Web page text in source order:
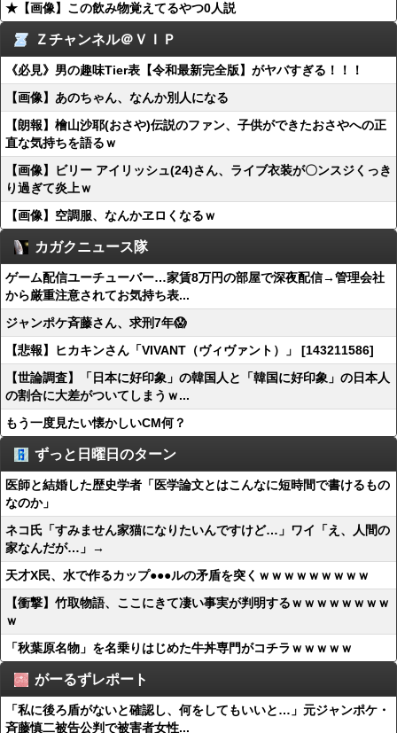
★【画像】この飲み物覚えてるやつ0人説
Ｚチャンネル＠ＶＩＰ
《必見》男の趣味Tier表【令和最新完全版】がヤバすぎる！！！
【画像】あのちゃん、なんか別人になる
【朗報】檜山沙耶(おさや)伝説のファン、子供ができたおさやへの正
直な気持ちを語るｗ
【画像】ビリー アイリッシュ(24)さん、ライブ衣装が〇ンスジくっき
り過ぎて炎上ｗ
【画像】空調服、なんかヱロくなるｗ
カガクニュース隊
ゲーム配信ユーチューバー…家賃8万円の部屋で深夜配信→管理会社
から厳重注意されてお気持ち表...
ジャンポケ斉藤さん、求刑7年😱
【悲報】ヒカキンさん「VIVANT（ヴィヴァント）」 [143211586]
【世論調査】「日本に好印象」の韓国人と「韓国に好印象」の日本人
の割合に大差がついてしまうｗ...
もう一度見たい懐かしいCM何？
ずっと日曜日のターン
医師と結婚した歴史学者「医学論文とはこんなに短時間で書けるもの
なのか」
ネコ氏「すみません家猫になりたいんですけど…」ワイ「え、人間の
家なんだが…」→
天才X民、水で作るカップ●●●ルの矛盾を突くｗｗｗｗｗｗｗｗｗ
【衝撃】竹取物語、ここにきて凄い事実が判明するｗｗｗｗｗｗｗｗ
ｗ
「秋葉原名物」を名乗りはじめた牛丼専門がコチラｗｗｗｗｗ
がーるずレポート
「私に後ろ盾がないと確認し、何をしてもいいと…」元ジャンポケ・
斉藤慎二被告公判で被害者女性...